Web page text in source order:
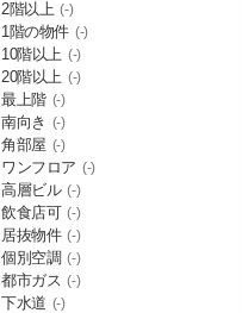
2階以上 (-)
1階の物件 (-)
10階以上 (-)
20階以上 (-)
最上階 (-)
南向き (-)
角部屋 (-)
ワンフロア (-)
高層ビル (-)
飲食店可 (-)
居抜物件 (-)
個別空調 (-)
都市ガス (-)
下水道 (-)